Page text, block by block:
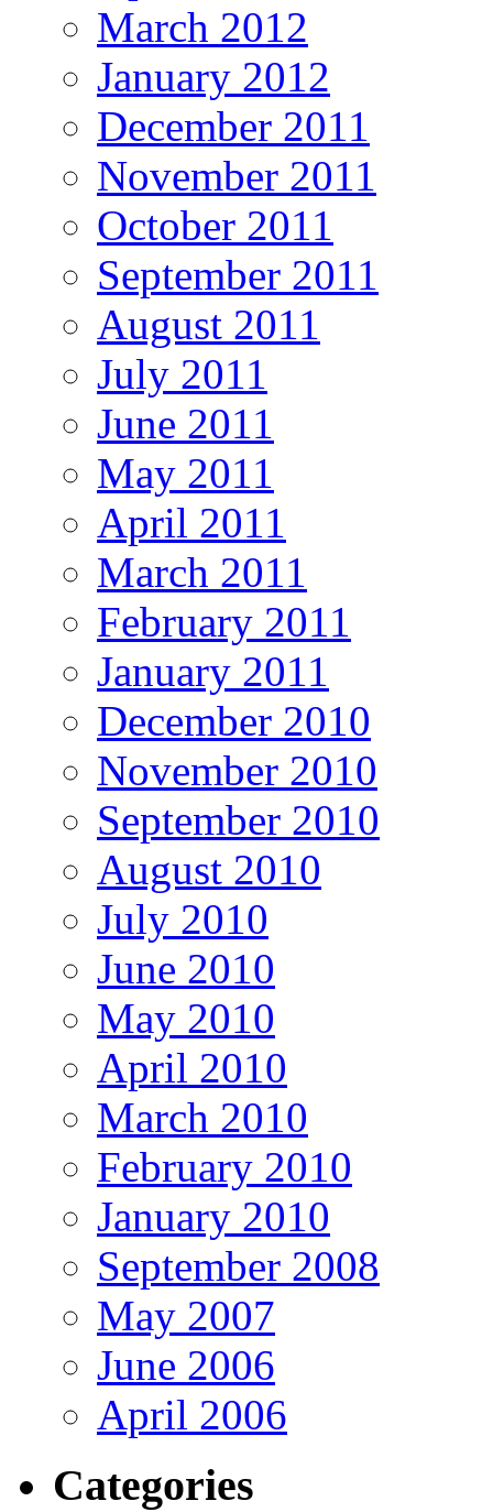
March 2012
January 2012
December 2011
November 2011
October 2011
September 2011
August 2011
July 2011
June 2011
May 2011
April 2011
March 2011
February 2011
January 2011
December 2010
November 2010
September 2010
August 2010
July 2010
June 2010
May 2010
April 2010
March 2010
February 2010
January 2010
September 2008
May 2007
June 2006
April 2006
Categories